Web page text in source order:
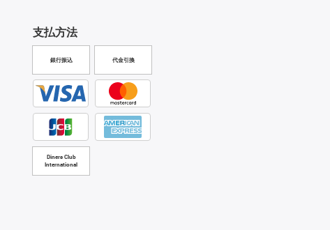
支払方法
銀行振込 代金引換
Diners Club
International